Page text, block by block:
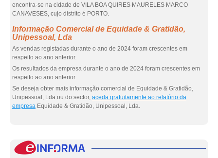
encontra-se na cidade de VILA BOA QUIRES MAURELES MARCO
CANAVESES, cujo distrito é PORTO.
Informação Comercial de Equidade & Gratidão,
Unipessoal, Lda
As vendas registadas durante o ano de 2024 foram crescentes em
respeito ao ano anterior.
Os resultados da empresa durante o ano de 2024 foram crescentes em
respeito ao ano anterior.
Se deseja obter mais informação comercial de Equidade & Gratidão,
Unipessoal, Lda ou do sector, aceda gratuitamente ao relatório da
empresa Equidade & Gratidão, Unipessoal, Lda.